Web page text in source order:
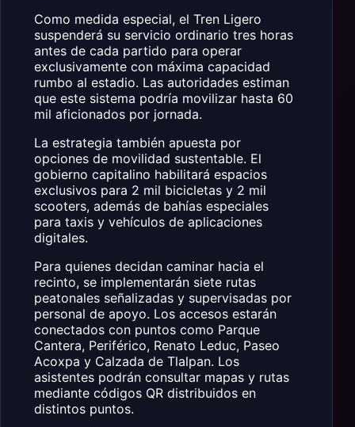
Como medida especial, el Tren Ligero
suspenderá su servicio ordinario tres horas
antes de cada partido para operar
exclusivamente con máxima capacidad
rumbo al estadio. Las autoridades estiman
que este sistema podría movilizar hasta 60
mil aficionados por jornada.
La estrategia también apuesta por
opciones de movilidad sustentable. El
gobierno capitalino habilitará espacios
exclusivos para 2 mil bicicletas y 2 mil
scooters, además de bahías especiales
para taxis y vehículos de aplicaciones
digitales.
Para quienes decidan caminar hacia el
recinto, se implementarán siete rutas
peatonales señalizadas y supervisadas por
personal de apoyo. Los accesos estarán
conectados con puntos como Parque
Cantera, Periférico, Renato Leduc, Paseo
Acoxpa y Calzada de Tlalpan. Los
asistentes podrán consultar mapas y rutas
mediante códigos QR distribuidos en
distintos puntos.